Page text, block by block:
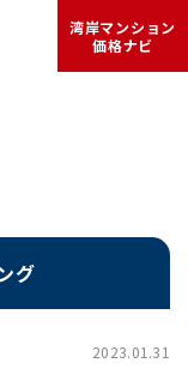
湾岸マンション
価格ナビ
グ
2023.01.31